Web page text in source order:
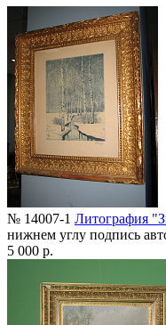
№ 14007-1 Литография
нижнем углу подпись
5 000 р.